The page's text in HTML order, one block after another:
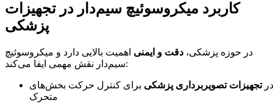
کاربرد میکروسوئیچ سیم‌دار در تجهیزات
پزشکی
در حوزه پزشکی، دقت و ایمنی اهمیت بالایی دارد و میکروسوئیچ
سیم‌دار نقش مهمی ایفا می‌کند:
درتجهیزات تصویربرداری پزشکی برای کنترل حرکت بخش‌های
متحرک